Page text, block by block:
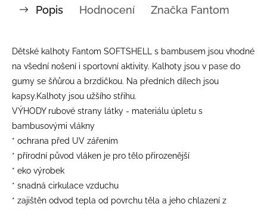
Popis Hodnocení Značka Fantom
Dětské kalhoty Fantom SOFTSHELL s bambusem jsou vhodné
na všední nošení i sportovní aktivity. Kalhoty jsou v pase do
gumy se šňůrou a brzdičkou. Na předních dílech jsou
kapsy.Kalhoty jsou užšího střihu.
VÝHODY rubové strany látky - materiálu úpletu s
bambusovými vlákny
* ochrana před UV zářením
* přírodní původ vláken je pro tělo přirozenější
* eko výrobek
* snadná cirkulace vzduchu
* zajištěn odvod tepla od povrchu těla a jeho chlazení z